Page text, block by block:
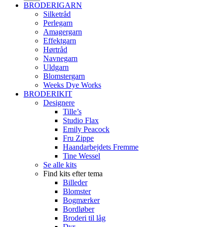
BRODERIGARN
Silketråd
Perlegarn
Amagergarn
Effektgarn
Hørtråd
Navnegarn
Uldgarn
Blomstergarn
Weeks Dye Works
BRODERIKIT
Designere
Tille’s
Studio Flax
Emily Peacock
Fru Zippe
Haandarbejdets Fremme
Tine Wessel
Se alle kits
Find kits efter tema
Billeder
Blomster
Bogmærker
Bordløber
Broderi til låg